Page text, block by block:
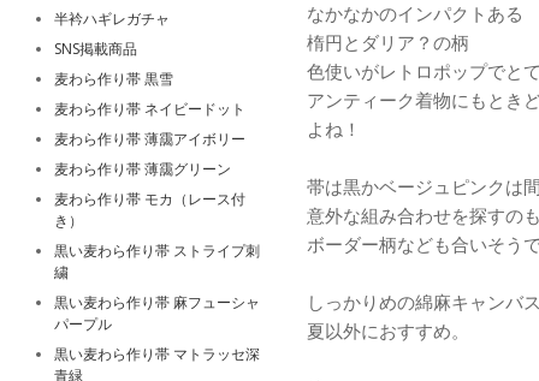
なかなかのインパクトある
楕円とダリア？の柄
色使いがレトロポップでと
アンティーク着物にもとき
よね！
帯は黒かベージュピンクは
意外な組み合わせを探すの
ボーダー柄なども合いそう
しっかりめの綿麻キャンバ
夏以外におすすめ。
半衿ハギレガチャ
SNS掲載商品
麦わら作り帯 黒雪
麦わら作り帯 ネイビードット
麦わら作り帯 薄靄アイボリー
麦わら作り帯 薄靄グリーン
麦わら作り帯 モカ（レース付
き）
黒い麦わら作り帯 ストライプ刺
繍
黒い麦わら作り帯 麻フューシャ
パープル
黒い麦わら作り帯 マトラッセ深
青緑